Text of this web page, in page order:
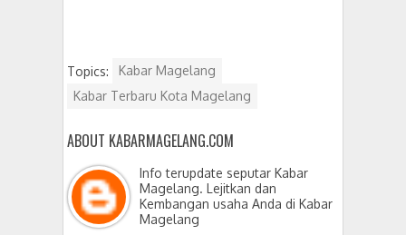
Topics:
Kabar Magelang
Kabar Terbaru Kota Magelang
ABOUT KABARMAGELANG.COM
Info terupdate seputar Kabar
Magelang. Lejitkan dan
Kembangan usaha Anda di Kabar
Magelang